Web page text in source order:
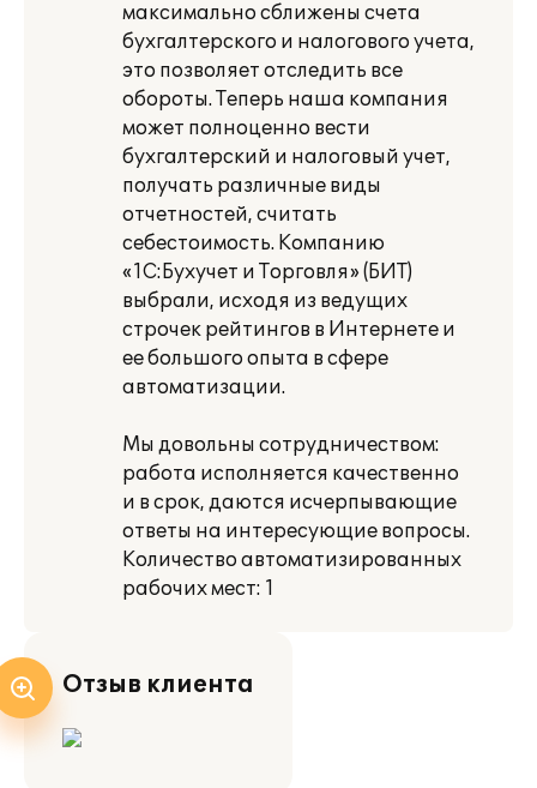
максимально сближены счета
бухгалтерского и налогового учета,
это позволяет отследить все
обороты. Теперь наша компания
может полноценно вести
бухгалтерский и налоговый учет,
получать различные виды
отчетностей, считать
себестоимость. Компанию
«1С:Бухучет и Торговля» (БИТ)
выбрали, исходя из ведущих
строчек рейтингов в Интернете и
ее большого опыта в сфере
автоматизации.
Мы довольны сотрудничеством:
работа исполняется качественно
и в срок, даются исчерпывающие
ответы на интересующие вопросы.
Количество автоматизированных
рабочих мест: 1
Отзыв клиента